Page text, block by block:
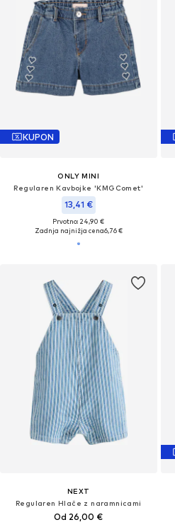
KUPON
ONLY MINI
Regularen Kavbojke 'KMGComet'
13,41 €
Prvotno: 24,90 €
Zadnja najnižja cena6,76 €
NEXT
Regularen Hlače z naramnicami
Od 26,00 €